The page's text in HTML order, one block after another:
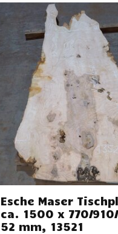
Esche Maser
ca. 1500 x 770/
52 mm, 13521